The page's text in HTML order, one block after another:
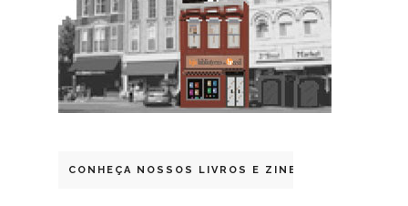
CONHEÇA NOSSOS LIVROS E ZINES